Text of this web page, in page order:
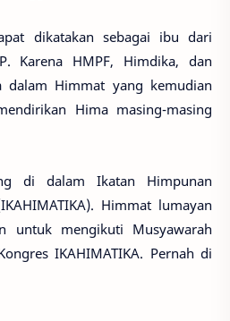
dikatakan sebagai ibu dari
Karena HMPF, Himdika, dan
dalam Himmat yang kemudian
Hima masing-masing
di dalam Ikatan Himpunan
Himmat lumayan
untuk mengikuti Musyawarah
IKAHIMATIKA. Pernah di